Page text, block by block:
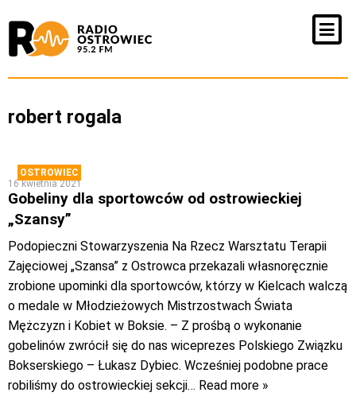
robert rogala
OSTROWIEC
16 kwietnia 2021
Gobeliny dla sportowców od ostrowieckiej
„Szansy”
Podopieczni Stowarzyszenia Na Rzecz Warsztatu Terapii
Zajęciowej „Szansa” z Ostrowca przekazali własnoręcznie
zrobione upominki dla sportowców, którzy w Kielcach walczą
o medale w Młodzieżowych Mistrzostwach Świata
Mężczyzn i Kobiet w Boksie. – Z prośbą o wykonanie
gobelinów zwrócił się do nas wiceprezes Polskiego Związku
Bokserskiego – Łukasz Dybiec. Wcześniej podobne prace
robiliśmy do ostrowieckiej sekcji… Read more »